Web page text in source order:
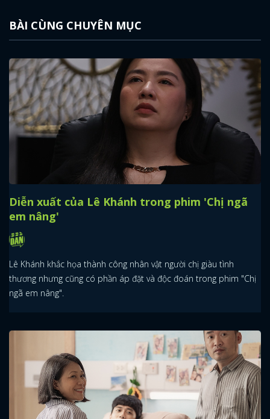
BÀI CÙNG CHUYÊN MỤC
Diễn xuất của Lê Khánh trong phim 'Chị ngã
em nâng'
Lê Khánh khắc họa thành công nhân vật người chị giàu tình
thương nhưng cũng có phần áp đặt và độc đoán trong phim "Chị
ngã em nâng".